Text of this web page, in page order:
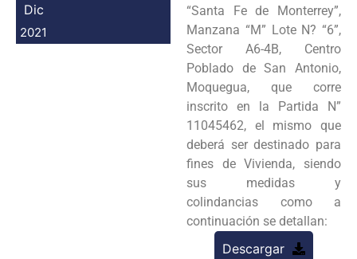
Dic
2021
“Santa Fe de Monterrey”,
Manzana “M” Lote N? “6”,
Sector A6-4B, Centro
Poblado de San Antonio,
Moquegua, que corre
inscrito en la Partida N”
11045462, el mismo que
deberá ser destinado para
fines de Vivienda, siendo
sus medidas y
colindancias como a
continuación se detallan:
Descargar